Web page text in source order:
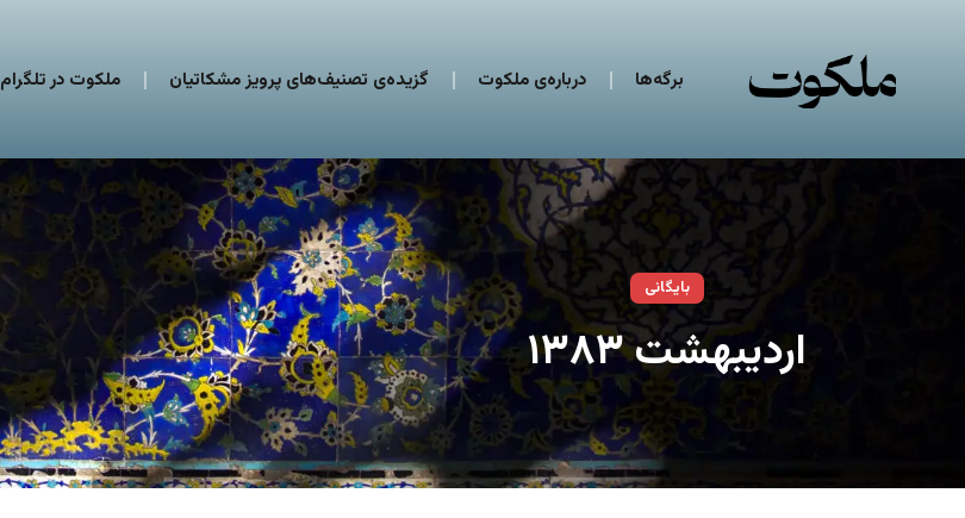
برگه‌ها درباره‌ی ملکوت گزیده‌ی تصنیف‌های پرویز مشکاتیان ملکوت در تلگرام
بایگانی
اردیبهشت ۱۳۸۳